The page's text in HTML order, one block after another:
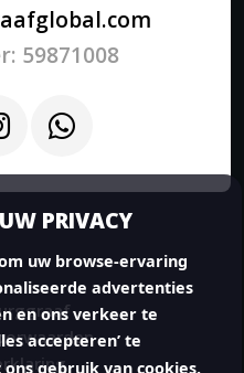
59871008
PRIVACY
uw browse-ervaring
advertenties
en ons verkeer te
accepteren’ te
gebruik van cookies.